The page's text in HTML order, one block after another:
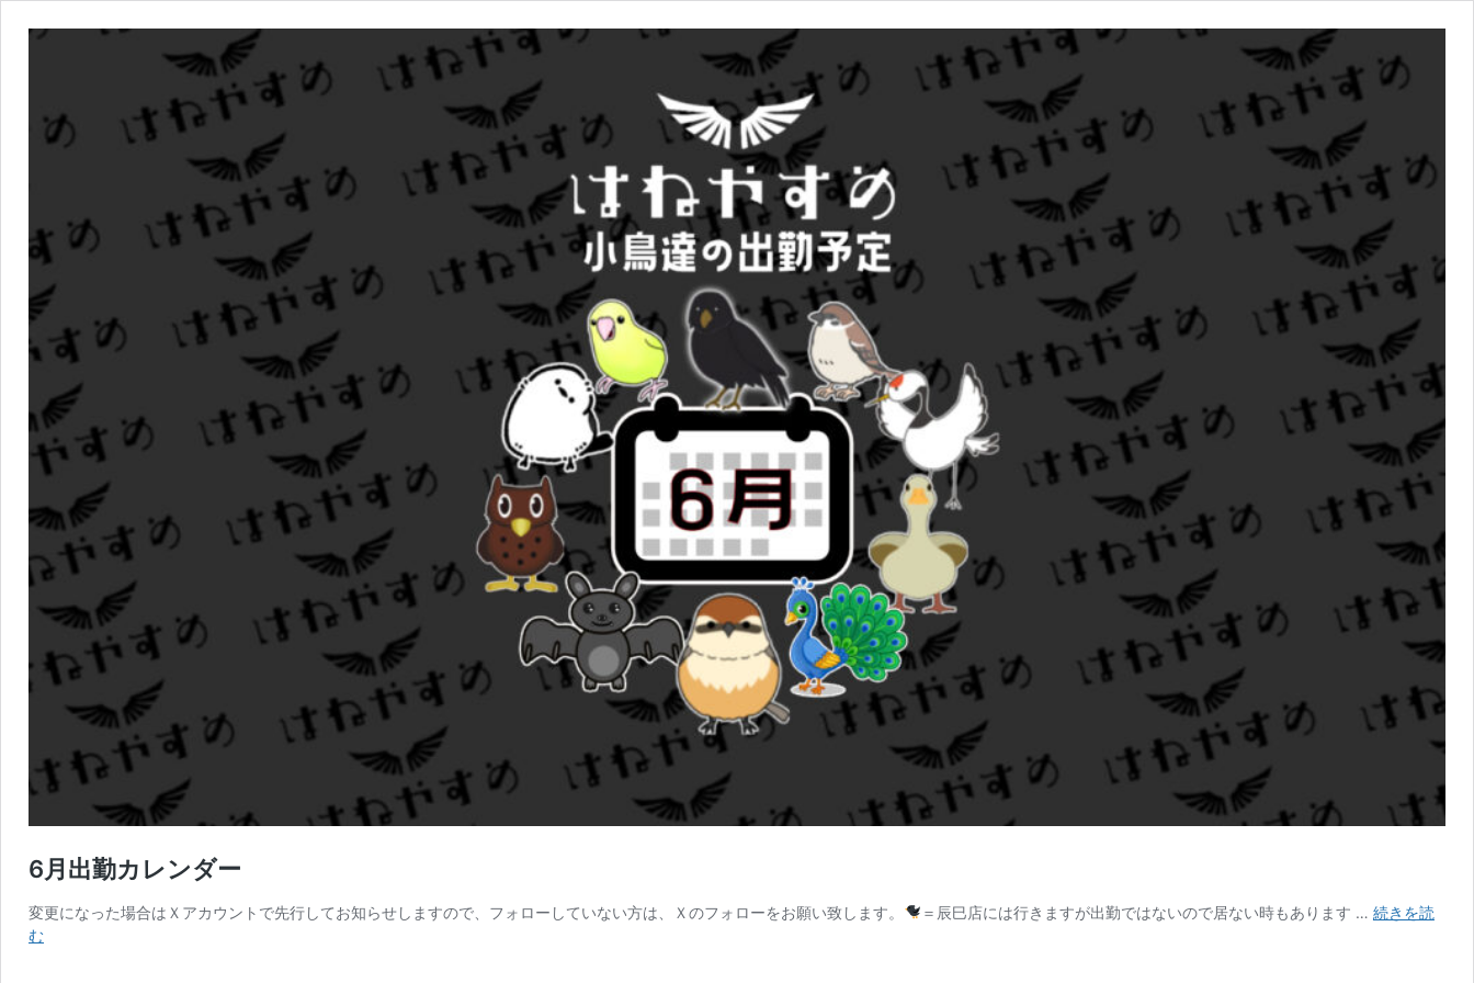
6月出勤カレンダー
変更になった場合はＸアカウントで先行してお知らせしますので、フォローしていない方は、Ｘのフォローをお願い致します。 ＝辰巳店には行きますが出勤ではないので居ない時もあります … 続きを読
む6